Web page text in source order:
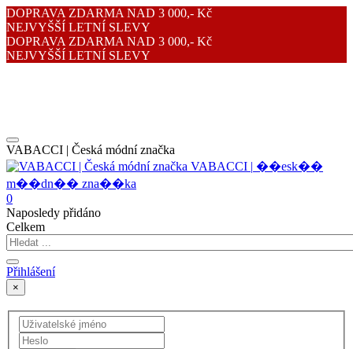
DOPRAVA ZDARMA NAD 3 000,- Kč
NEJVYŠŠÍ LETNÍ SLEVY
DOPRAVA ZDARMA NAD 3 000,- Kč
NEJVYŠŠÍ LETNÍ SLEVY
VABACCI | Česká módní značka
VABACCI | ��esk��
m��dn�� zna��ka
0
Naposledy přidáno
Celkem
Přihlášení
×